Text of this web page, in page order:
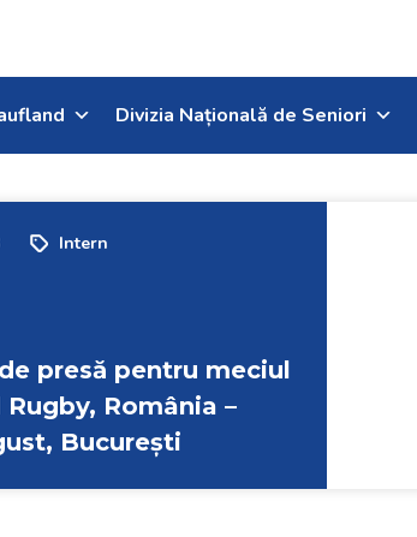
Divizia Națională de Seniori
Intern
presă pentru meciul
România –
București